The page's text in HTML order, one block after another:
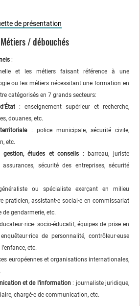
de présentation
Métiers / débouchés
:
et les métiers faisant référence à une
ou les métiers nécessitant une formation en
catégorisés en 7 grands secteurs:
: enseignement supérieur et recherche,
douanes, etc.
: police municipale, sécurité civile,
etc.
gestion, études et conseils : barreau, juriste
assurances, sécurité des entreprises, sécurité
ou spécialiste exerçant en milieu
praticien, assistant·e social·e en commissariat
gendarmerie, etc.
socio-éducatif, équipes de prise en
de personnalité, contrôleur·euse
etc.
européennes et organisations internationales,
et de l’information: journaliste juridique,
chargé·e de communication, etc.